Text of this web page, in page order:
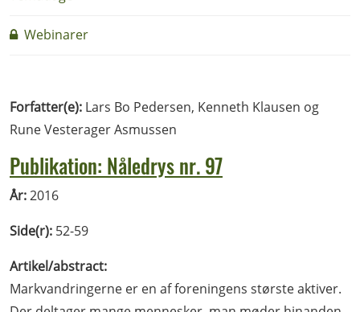
Webinarer
Forfatter(e): Lars Bo Pedersen, Kenneth Klausen og
Rune Vesterager Asmussen
Publikation: Nåledrys nr. 97
År:2016
Side(r): 52-59
Artikel/abstract:
Markvandringerne er en af foreningens største aktiver.